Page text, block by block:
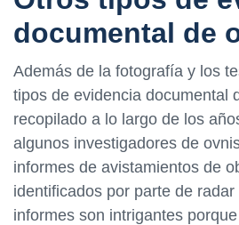
documental de
Además de la fotografía y los
tipos de evidencia documental
recopilado a lo largo de los
algunos investigadores de
informes de avistamientos de
identificados por parte de
informes son intrigantes